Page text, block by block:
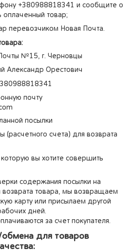
+380988818341 и сообщите о
оплаченный товар;
перевозчиком Новая Почта.
№15, г. Черновцы
Александр Орестович
почту
посылки
(расчетного счета) для возврата
вы хотите совершить
содержания посылки на
возврата товара, мы возвращаем
карту или присылаем другой
дней.
за счет покупателя.
для товаров